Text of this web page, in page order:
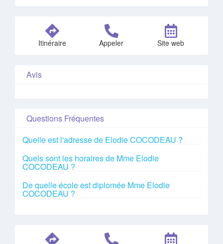
Itinéraire Appeler Site web
Avis
Questions Fréquentes
Quelle est l'adresse de Elodie COCODEAU ?
Quels sont les horaires de Mme Elodie
COCODEAU ?
De quelle école est diplomée Mme Elodie
COCODEAU ?